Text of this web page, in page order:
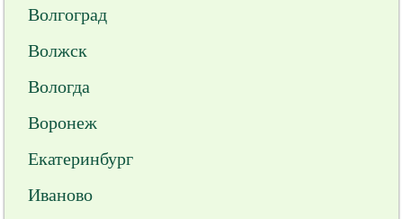
Волгоград
Волжск
Вологда
Воронеж
Екатеринбург
Иваново